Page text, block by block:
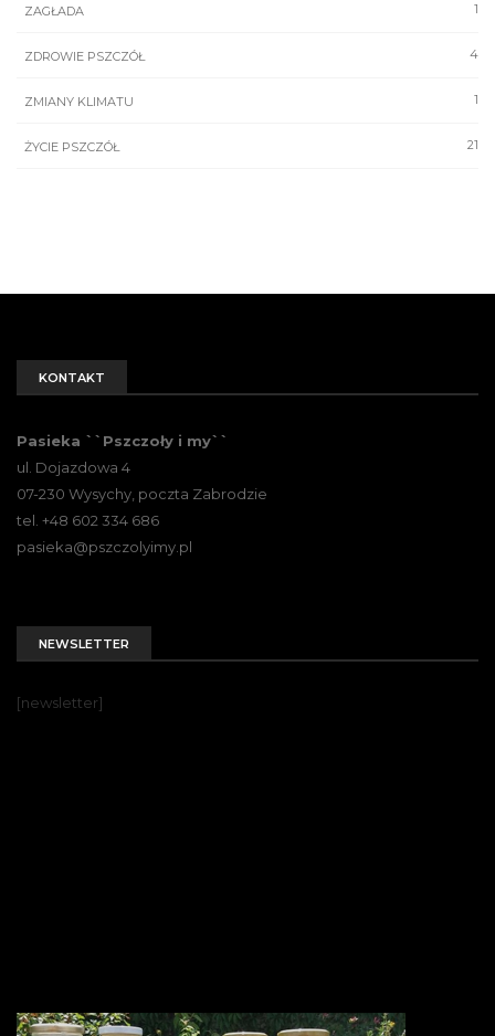
1
ZAGŁADA
4
ZDROWIE PSZCZÓŁ
1
ZMIANY KLIMATU
21
ŻYCIE PSZCZÓŁ
KONTAKT
Pasieka ``Pszczoły i my``
ul. Dojazdowa 4
07-230 Wysychy, poczta Zabrodzie
tel. +48 602 334 686
pasieka@pszczolyimy.pl
NEWSLETTER
[newsletter]